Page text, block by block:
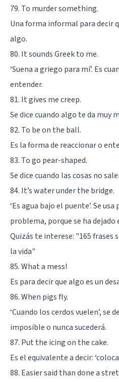
79. To murder something.
Una forma informal para decir
algo.
80. It sounds Greek to me.
‘Suena a griego para mí’. Es
entender.
81. It gives me creep.
Se dice cuando algo te da muy
82. To be on the ball.
Es la forma de reaccionar o
83. To go pear-shaped.
Se dice cuando las cosas no
84. It’s water under the bridge.
‘Es agua bajo el puente’. Se
problema, porque se ha dejado
Quizás te interese: "165 frases
la vida"
85. What a mess!
Es para decir que algo es un
86. When pigs fly.
‘Cuando los cerdos vuelen’, se
imposible o nunca sucederá.
87. Put the icing on the cake.
Es el equivalente a decir:
88. Easier said than done a